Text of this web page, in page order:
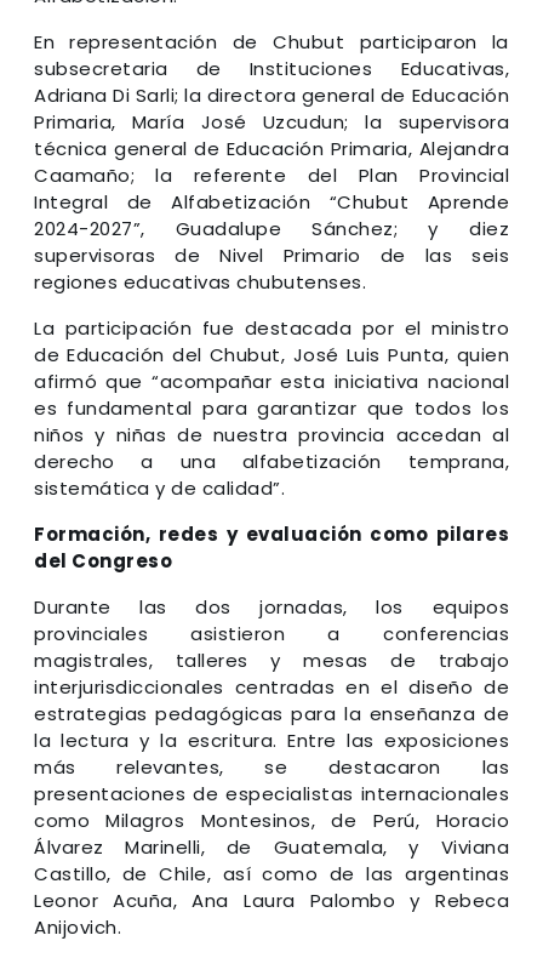
En representación de Chubut participaron la
subsecretaria de Instituciones Educativas,
Adriana Di Sarli; la directora general de Educación
Primaria, María José Uzcudun; la supervisora
técnica general de Educación Primaria, Alejandra
Caamaño; la referente del Plan Provincial
Integral de Alfabetización “Chubut Aprende
2024-2027”, Guadalupe Sánchez; y diez
supervisoras de Nivel Primario de las seis
regiones educativas chubutenses.
La participación fue destacada por el ministro
de Educación del Chubut, José Luis Punta, quien
afirmó que “acompañar esta iniciativa nacional
es fundamental para garantizar que todos los
niños y niñas de nuestra provincia accedan al
derecho a una alfabetización temprana,
sistemática y de calidad”.
Formación, redes y evaluación como pilares
del Congreso
Durante las dos jornadas, los equipos
provinciales asistieron a conferencias
magistrales, talleres y mesas de trabajo
interjurisdiccionales centradas en el diseño de
estrategias pedagógicas para la enseñanza de
la lectura y la escritura. Entre las exposiciones
más relevantes, se destacaron las
presentaciones de especialistas internacionales
como Milagros Montesinos, de Perú, Horacio
Álvarez Marinelli, de Guatemala, y Viviana
Castillo, de Chile, así como de las argentinas
Leonor Acuña, Ana Laura Palombo y Rebeca
Anijovich.